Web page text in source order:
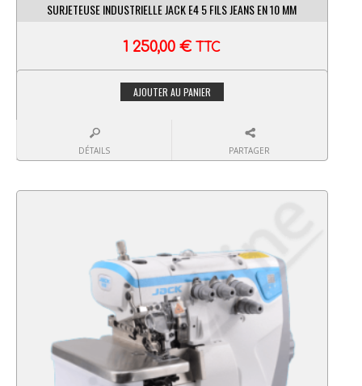
SURJETEUSE INDUSTRIELLE JACK E4 5 FILS JEANS EN 10 MM
1 250,00€ TTC
AJOUTER AU PANIER
DÉTAILS PARTAGER